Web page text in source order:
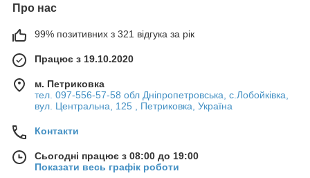
Про нас
99% позитивних з 321 відгука за рік
Працює з 19.10.2020
м. Петриковка
тел. 097-556-57-58 обл Дніпропетровська, с.Лобойківка,
вул. Центральна, 125 , Петриковка, Україна
Контакти
Сьогодні працює з 08:00 до 19:00
Показати весь графік роботи